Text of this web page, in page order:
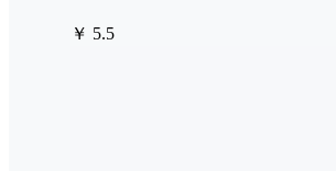
￥ 5.5